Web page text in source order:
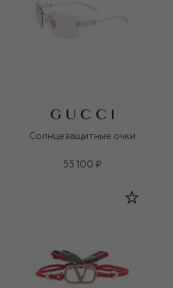
Солнцезащитные очки
55 100 ₽